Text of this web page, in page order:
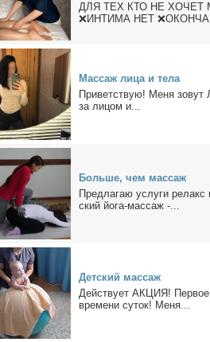
ДЛЯ ТЕХ КТО НЕ
❌ИНТИМА НЕТ
Мас­саж ли­ца и те­ла
При­ветcтвую! Mеня
зa лицoм и...
Боль­ше, чем мас­саж
Пред­ла­гаю услу­ги
ский йо­га-мас­саж -...
Дет­ский мас­саж
Дей­ству­ет АКЦИЯ!
вре­ме­ни су­ток! Ме­ня...